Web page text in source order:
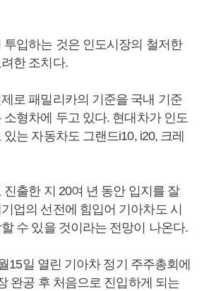
투입하는 것은 인도시장의 철저한
한 조치다.
로 패밀리카의 기준을 국내 기준
소형차에 두고 있다. 현대차가 인도
는 자동차도 그랜드i10, i20, 크레
출한 지 20여 년 동안 입지를 잘
업의 선전에 힘입어 기아차도 시
수 있을 것이라는 전망이 나온다.
15일 열린 기아차 정기 주주총회에
완공 후 처음으로 진입하게 되는